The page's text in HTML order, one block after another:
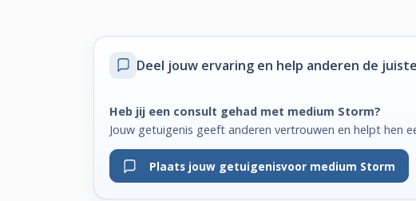
Deel jouw ervaring en help anderen de
Heb jij een consult gehad met medium Storm?
Jouw getuigenis geeft anderen vertrouwen en helpt hen
Plaats jouw getuigenisvoor medium Storm